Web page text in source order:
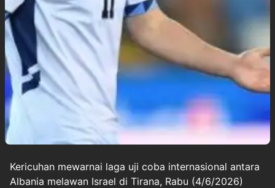
Kericuhan mewarnai laga uji coba internasional antara
Albania melawan Israel di Tirana, Rabu (4/6/2026)